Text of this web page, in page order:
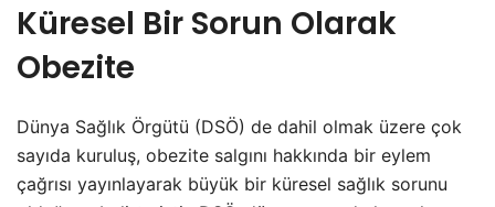
Küresel Bir Sorun Olarak
Obezite
Dünya Sağlık Örgütü (DSÖ) de dahil olmak üzere çok
sayıda kuruluş, obezite salgını hakkında bir eylem
çağrısı yayınlayarak büyük bir küresel sağlık sorunu